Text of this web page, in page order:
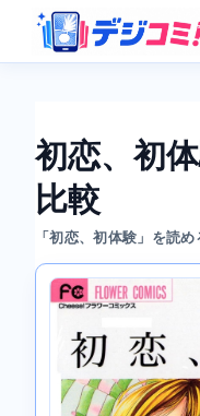
初恋、初
比較
「初恋、初体験」を読